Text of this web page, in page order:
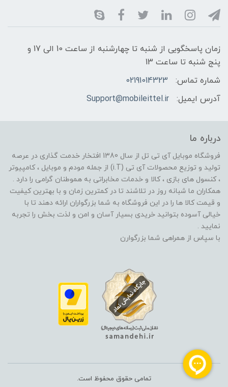
زمان پاسخگویی از شنبه تا چهارشنبه از ساعت 10 الی 17 و
پنج شنبه تا ساعت 13
شماره تماس:
02191014323
آدرس ایمیل:
Support@mobileittel.ir
درباره ما
فروشگاه موبایل آی تی تل از سال 1380 افتخار خدمت گذاری در عرصه
تولید و توزیع محصولات آی تی (i.T) از جمله مودم و موبایل ، کامپیوتر
، کنسول های بازی ، کالا و خدمات مخابراتی به هموطنان گرامی را دارد .
همکاران ما شبانه روز در تلاشند تا در کمترین زمان و با بهترین کیفیت
و قیمت کالا ها را در این فروشگاه به شما بزرگواران ارائه دهند تا با
خیالی آسوده بتوانید خریدی بسیار آسان و امن و لذت بخش را تجربه
نمایید .
با سپاس از همراهی شما بزرگوارن
تمامی حقوق محفوظ است.